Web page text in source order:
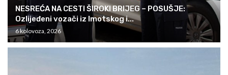
NESREĆA NA CESTI ŠIROKI BRIJEG – POSUŠJE:
Ozlijeđeni vozači iz Imotskog i...
6 kolovoza, 2026